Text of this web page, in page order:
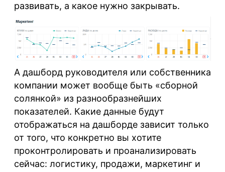
развивать, а какое нужно закрывать.
А дашборд руководителя или собственника
компании может вообще быть «сборной
солянкой» из разнообразнейших
показателей. Какие данные будут
отображаться на дашборде зависит только
от того, что конкретно вы хотите
проконтролировать и проанализировать
сейчас: логистику, продажи, маркетинг и